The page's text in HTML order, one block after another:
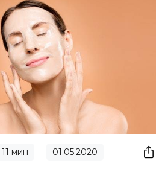
11 мин 01.05.2020